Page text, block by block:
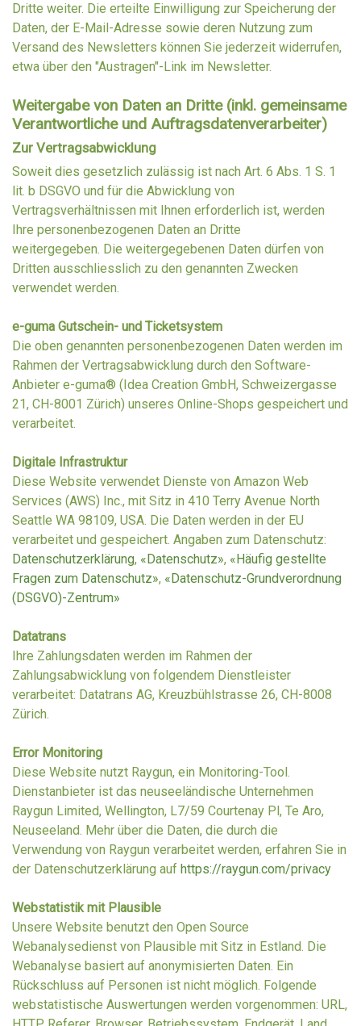
Dritte weiter. Die erteilte Einwilligung zur Speicherung der
Daten, der E-Mail-Adresse sowie deren Nutzung zum
Versand des Newsletters können Sie jederzeit widerrufen,
etwa über den "Austragen"-Link im Newsletter.
Weitergabe von Daten an Dritte (inkl. gemeinsame
Verantwortliche und Auftragsdatenverarbeiter)
Zur Vertragsabwicklung
Soweit dies gesetzlich zulässig ist nach Art. 6 Abs. 1 S. 1
lit. b DSGVO und für die Abwicklung von
Vertragsverhältnissen mit Ihnen erforderlich ist, werden
Ihre personenbezogenen Daten an Dritte
weitergegeben. Die weitergegebenen Daten dürfen von
Dritten ausschliesslich zu den genannten Zwecken
verwendet werden.
e-guma Gutschein- und Ticketsystem
Die oben genannten personenbezogenen Daten werden im
Rahmen der Vertragsabwicklung durch den Software-
Anbieter e-guma® (Idea Creation GmbH, Schweizergasse
21, CH-8001 Zürich) unseres Online-Shops gespeichert und
verarbeitet.
Digitale Infrastruktur
Diese Website verwendet Dienste von Amazon Web
Services (AWS) Inc., mit Sitz in 410 Terry Avenue North
Seattle WA 98109, USA. Die Daten werden in der EU
verarbeitet und gespeichert. Angaben zum Datenschutz:
Datenschutzerklärung, «Datenschutz», «Häufig gestellte
Fragen zum Datenschutz», «Datenschutz-Grundverordnung
(DSGVO)-Zentrum»
Datatrans
Ihre Zahlungsdaten werden im Rahmen der
Zahlungsabwicklung von folgendem Dienstleister
verarbeitet: Datatrans AG, Kreuzbühlstrasse 26, CH-8008
Zürich.
Error Monitoring
Diese Website nutzt Raygun, ein Monitoring-Tool.
Dienstanbieter ist das neuseeländische Unternehmen
Raygun Limited, Wellington, L7/59 Courtenay Pl, Te Aro,
Neuseeland. Mehr über die Daten, die durch die
Verwendung von Raygun verarbeitet werden, erfahren Sie in
der Datenschutzerklärung auf https://raygun.com/privacy
Webstatistik mit Plausible
Unsere Website benutzt den Open Source
Webanalysedienst von Plausible mit Sitz in Estland. Die
Webanalyse basiert auf anonymisierten Daten. Ein
Rückschluss auf Personen ist nicht möglich. Folgende
webstatistische Auswertungen werden vorgenommen: URL,